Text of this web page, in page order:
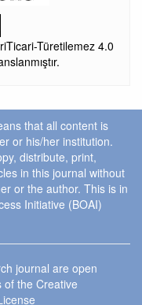
Türetilemez 4.0
that all content is
or his/her institution.
distribute, print,
in this journal without
or the author. This is in
Initiative (BOAI)
journal are open
of the Creative